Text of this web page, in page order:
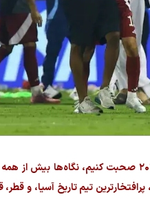
اگر بخواهیم از «گروه مرگ» جام ملت‌های آسیا
تیم تاریخ آسیا، و